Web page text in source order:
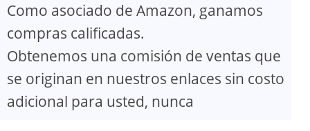
V
i
d
Como asociado de Amazon, ganamos
compras calificadas.
Obtenemos una comisión de ventas que
se originan en nuestros enlaces sin costo
adicional para usted, nunca